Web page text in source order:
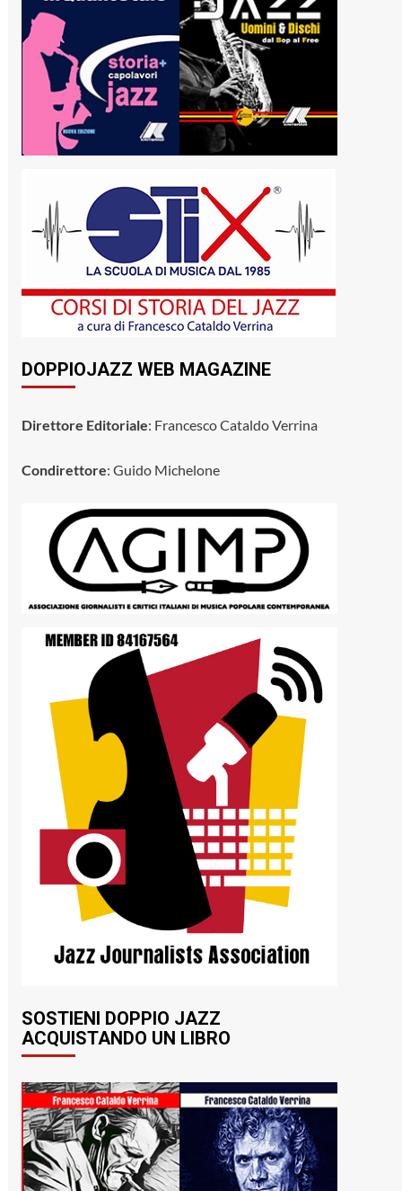
DOPPIOJAZZ WEB MAGAZINE
Direttore Editoriale: Francesco Cataldo Verrina
Condirettore: Guido Michelone
SOSTIENI DOPPIO JAZZ
ACQUISTANDO UN LIBRO